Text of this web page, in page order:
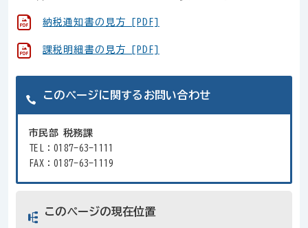
納税通知書の見方 [PDF]
課税明細書の見方 [PDF]
このページに関するお問い合わせ
市民部 税務課
TEL：0187-63-1111
FAX：0187-63-1119
このページの現在位置